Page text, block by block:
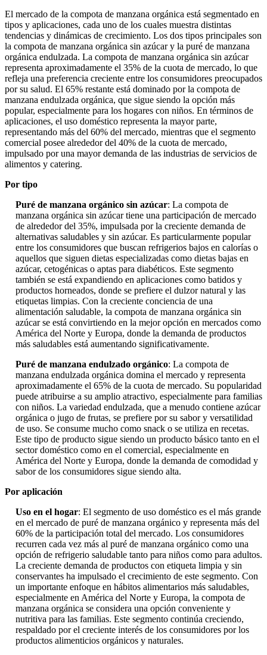
El mercado de la compota de manzana orgánica está segmentado en
tipos y aplicaciones, cada uno de los cuales muestra distintas
tendencias y dinámicas de crecimiento. Los dos tipos principales son
la compota de manzana orgánica sin azúcar y la puré de manzana
orgánica endulzada. La compota de manzana orgánica sin azúcar
representa aproximadamente el 35% de la cuota de mercado, lo que
refleja una preferencia creciente entre los consumidores preocupados
por su salud. El 65% restante está dominado por la compota de
manzana endulzada orgánica, que sigue siendo la opción más
popular, especialmente para los hogares con niños. En términos de
aplicaciones, el uso doméstico representa la mayor parte,
representando más del 60% del mercado, mientras que el segmento
comercial posee alrededor del 40% de la cuota de mercado,
impulsado por una mayor demanda de las industrias de servicios de
alimentos y catering.
Por tipo
Puré de manzana orgánico sin azúcar: La compota de
manzana orgánica sin azúcar tiene una participación de mercado
de alrededor del 35%, impulsada por la creciente demanda de
alternativas saludables y sin azúcar. Es particularmente popular
entre los consumidores que buscan refrigerios bajos en calorías o
aquellos que siguen dietas especializadas como dietas bajas en
azúcar, cetogénicas o aptas para diabéticos. Este segmento
también se está expandiendo en aplicaciones como batidos y
productos horneados, donde se prefiere el dulzor natural y las
etiquetas limpias. Con la creciente conciencia de una
alimentación saludable, la compota de manzana orgánica sin
azúcar se está convirtiendo en la mejor opción en mercados como
América del Norte y Europa, donde la demanda de productos
más saludables está aumentando significativamente.
Puré de manzana endulzado orgánico: La compota de
manzana endulzada orgánica domina el mercado y representa
aproximadamente el 65% de la cuota de mercado. Su popularidad
puede atribuirse a su amplio atractivo, especialmente para familias
con niños. La variedad endulzada, que a menudo contiene azúcar
orgánica o jugo de frutas, se prefiere por su sabor y versatilidad
de uso. Se consume mucho como snack o se utiliza en recetas.
Este tipo de producto sigue siendo un producto básico tanto en el
sector doméstico como en el comercial, especialmente en
América del Norte y Europa, donde la demanda de comodidad y
sabor de los consumidores sigue siendo alta.
Por aplicación
Uso en el hogar: El segmento de uso doméstico es el más grande
en el mercado de puré de manzana orgánico y representa más del
60% de la participación total del mercado. Los consumidores
recurren cada vez más al puré de manzana orgánico como una
opción de refrigerio saludable tanto para niños como para adultos.
La creciente demanda de productos con etiqueta limpia y sin
conservantes ha impulsado el crecimiento de este segmento. Con
un importante enfoque en hábitos alimentarios más saludables,
especialmente en América del Norte y Europa, la compota de
manzana orgánica se considera una opción conveniente y
nutritiva para las familias. Este segmento continúa creciendo,
respaldado por el creciente interés de los consumidores por los
productos alimenticios orgánicos y naturales.